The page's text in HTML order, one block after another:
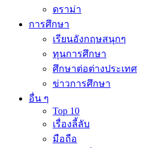
ดราม่า
การศึกษา
เรียนอังกฤษสนุกๆ
ทุนการศึกษา
ศึกษาต่อต่างประเทศ
ข่าวการศึกษา
อื่น ๆ
Top 10
เรื่องลี้ลับ
มือถือ